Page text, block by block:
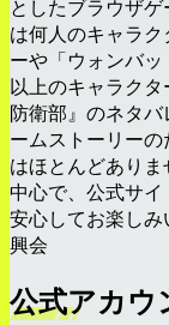
としたブラウザ
は何人のキャラ
ーや「ウォンバ
以上のキャラク
防衛部』のネタ
ームストーリー
はほとんどあり
中心で、公式サイ
安心してお楽し
興会
公式アカウ